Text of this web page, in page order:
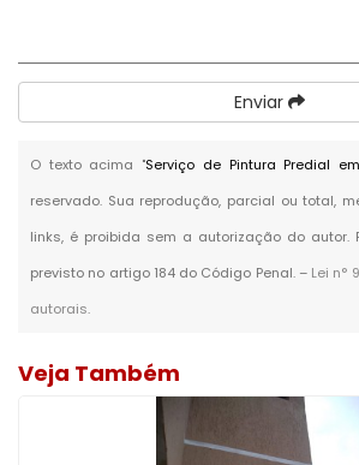
Enviar
O texto acima "Serviço de Pintura Predial
reservado. Sua reprodução, parcial ou total,
links, é proibida sem a autorização do autor.
previsto no artigo 184 do Código Penal. – Lei n°
autorais.
Veja Também